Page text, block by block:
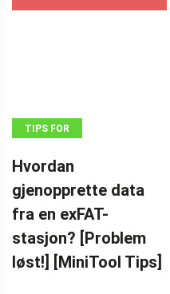
TIPS FOR
Hvordan
gjenopprette data
fra en exFAT-
stasjon? [Problem
løst!] [MiniTool Tips]